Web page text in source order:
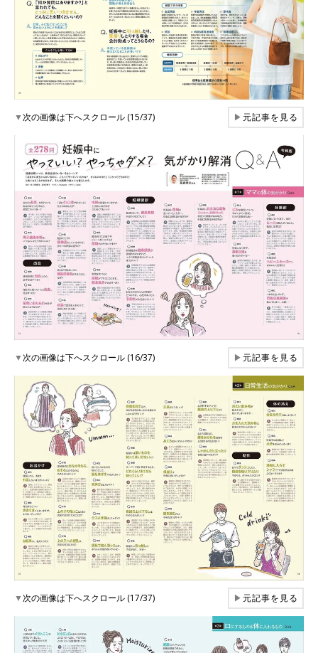
▼次の画像は下へスクロール (15/37) ▶元記事を見る
▼次の画像は下へスクロール (16/37) ▶元記事を見る
▼次の画像は下へスクロール (17/37) ▶元記事を見る